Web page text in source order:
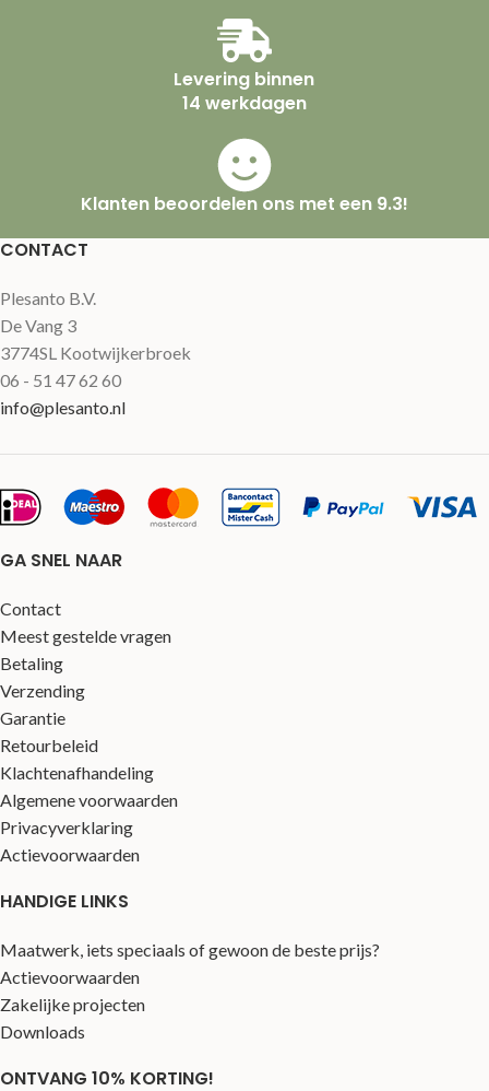
Levering binnen
14 werkdagen
Klanten beoordelen ons met een 9.3!
CONTACT
Plesanto B.V.
De Vang 3
3774SL Kootwijkerbroek
06 - 51 47 62 60
info@plesanto.nl
GA SNEL NAAR
Contact
Meest gestelde vragen
Betaling
Verzending
Garantie
Retourbeleid
Klachtenafhandeling
Algemene voorwaarden
Privacyverklaring
Actievoorwaarden
HANDIGE LINKS
Maatwerk, iets speciaals of gewoon de beste prijs?
Actievoorwaarden
Zakelijke projecten
Downloads
ONTVANG 10% KORTING!